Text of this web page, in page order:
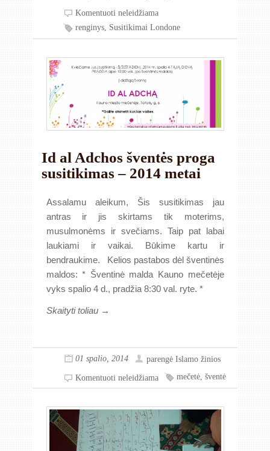
Komentuoti neleidžiama
renginys, Susitikimai Londone
Id al Adchos šventės proga
susitikimas – 2014 metai
Assalamu aleikum, Šis susitikimas jau
antras ir jis skirtams tik moterims,
musulmonėms ir svečiams. Taip pat labai
laukiami ir vaikai. Būkime kartu ir
bendraukime. Kelios pastabos dėl šventinės
maldos: * Šventinė malda Kauno mečetėje
vyks spalio 4 d., pradžia 8:30 val. ryte. *
Skaityti toliau →
01 spalio, 2014 parengė Islamo žinios
Komentuoti neleidžiama mečetė, šventė